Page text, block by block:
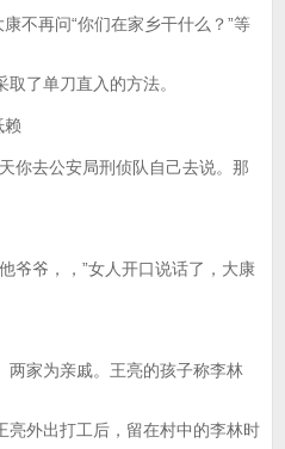
不再问“你们在家乡干什么？”等
了单刀直入的方法。
去公安局刑侦队自己去说。那
爷，，”女人开口说话了，大康
家为亲戚。王亮的孩子称李林
亮外出打工后，留在村中的李林时